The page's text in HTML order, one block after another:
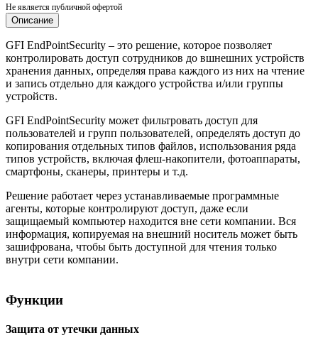
Не является публичной офертой
Описание
GFI EndPointSecurity – это решение, которое позволяет
контролировать доступ сотрудников до вшнешних устройств
хранения данных, определяя права каждого из них на чтение
и запись отдельно для каждого устройства и/или группы
устройств.
GFI EndPointSecurity может фильтровать доступ для
пользователей и групп пользователей, определять доступ до
копирования отдельных типов файлов, использования ряда
типов устройств, включая флеш-накопители, фотоаппараты,
смартфоны, сканеры, принтеры и т.д.
Решение работает через устанавливаемые программные
агенты, которые контролируют доступ, даже если
защищаемый компьютер находится вне сети компании. Вся
информация, копируемая на внешний носитель может быть
зашифрована, чтобы быть доступной для чтения только
внутри сети компании.
Функции
Защита от утечки данных